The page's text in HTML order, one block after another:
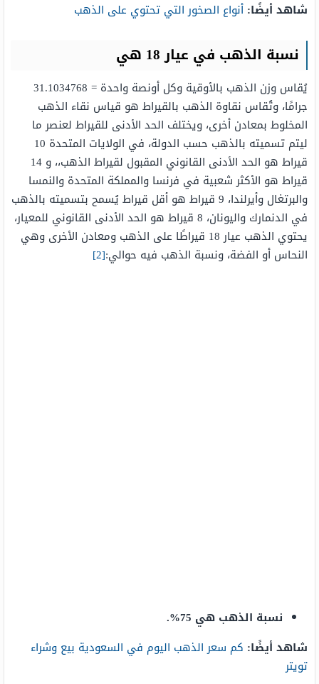
شاهد أيضًا: أنواع الصخور التي تحتوي على الذهب
نسبة الذهب في عيار 18 هي​​​​​​​
يُقاس وزن الذهب بالأوقية وكل أونصة واحدة = 31.1034768
جرامًا، وتُقاس نقاوة الذهب بالقيراط هو قياس نقاء الذهب
المخلوط بمعادن أخرى، ويختلف الحد الأدنى للقيراط لعنصر ما
ليتم تسميته بالذهب حسب الدولة، في الولايات المتحدة 10
قيراط هو الحد الأدنى القانوني المقبول لقيراط الذهب،، و 14
قيراط هو الأكثر شعبية في فرنسا والمملكة المتحدة والنمسا
والبرتغال وأيرلندا، 9 قيراط هو أقل قيراط يُسمح بتسميته بالذهب
في الدنمارك واليونان، 8 قيراط هو الحد الأدنى القانوني للمعيار،
يحتوي الذهب عيار 18 قيراطًا على الذهب ومعادن الأخرى وهي
النحاس أو الفضة، ونسبة الذهب فيه حوالي:[2]
نسبة الذهب هي 75%.
شاهد أيضًا: كم سعر الذهب اليوم في السعودية بيع وشراء
تويتر